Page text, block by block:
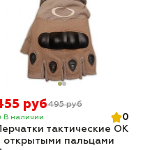
руб495 руб
В наличии
0
тактические OK
открытыми пальцами